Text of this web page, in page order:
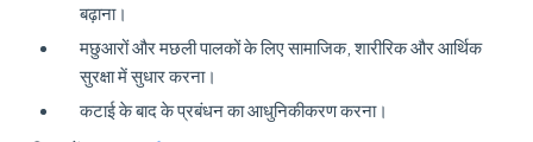
बढ़ाना।
मछुआरों और मछली पालकों के लिए सामाजिक, शारीरिक और आर्थिक
सुरक्षा में सुधार करना।
कटाई के बाद के प्रबंधन का आधुनिकीकरण करना।